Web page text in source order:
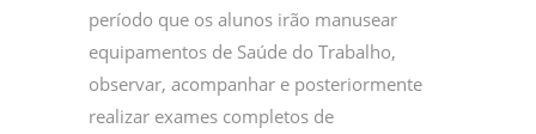
período que os alunos irão manusear
equipamentos de Saúde do Trabalho,
observar, acompanhar e posteriormente
realizar exames completos de